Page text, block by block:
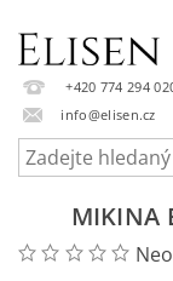
+420 774 294
info@elisen.cz
MIKINA